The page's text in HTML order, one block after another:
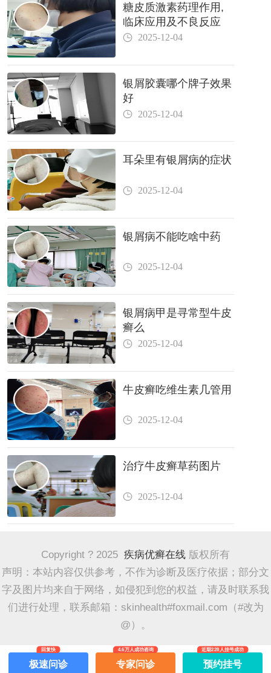
糖皮质激素药理作用,
临床应用及不良反应
2025-12-04
银屑胶囊哪个牌子效果
好
2025-12-04
耳朵里有银屑病的症状
2025-12-04
银屑病不能吃啥中药
2025-12-04
银屑病甲是寻常型牛皮
癣么
2025-12-04
牛皮癣吃维生素几管用
2025-12-04
治疗牛皮癣草药图片
2025-12-04
Copyright ? 2025 疾病优癣在线 版权所有
声明：本站内容仅供参考，不作为诊断及医疗依据；部分文
字及图片均来自于网络，如侵犯到您的权益，请及时联系我
们进行处理，联系邮箱：skinhealth#foxmail.com（#改为
@）。
极速问诊
回复快
专家问诊
4.6万人成功咨询
预约挂号
近期228人挂号成功